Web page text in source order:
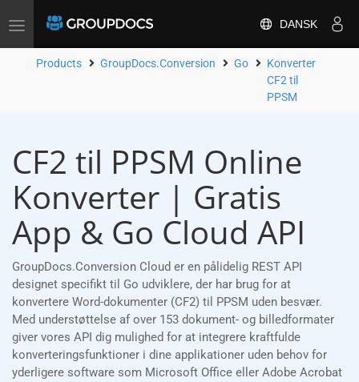
Toggle
DANSK
Products GroupDocs.Conversion Go
Konverter
CF2 til
PPSM
CF2 til PPSM Online
Konverter | Gratis
App & Go Cloud API
GroupDocs.Conversion Cloud er en pålidelig REST API
designet specifikt til Go udviklere, der har brug for at
konvertere Word-dokumenter (CF2) til PPSM uden besvær.
Med understøttelse af over 153 dokument- og billedformater
giver vores API dig mulighed for at integrere kraftfulde
konverteringsfunktioner i dine applikationer uden behov for
yderligere software som Microsoft Office eller Adobe Acrobat